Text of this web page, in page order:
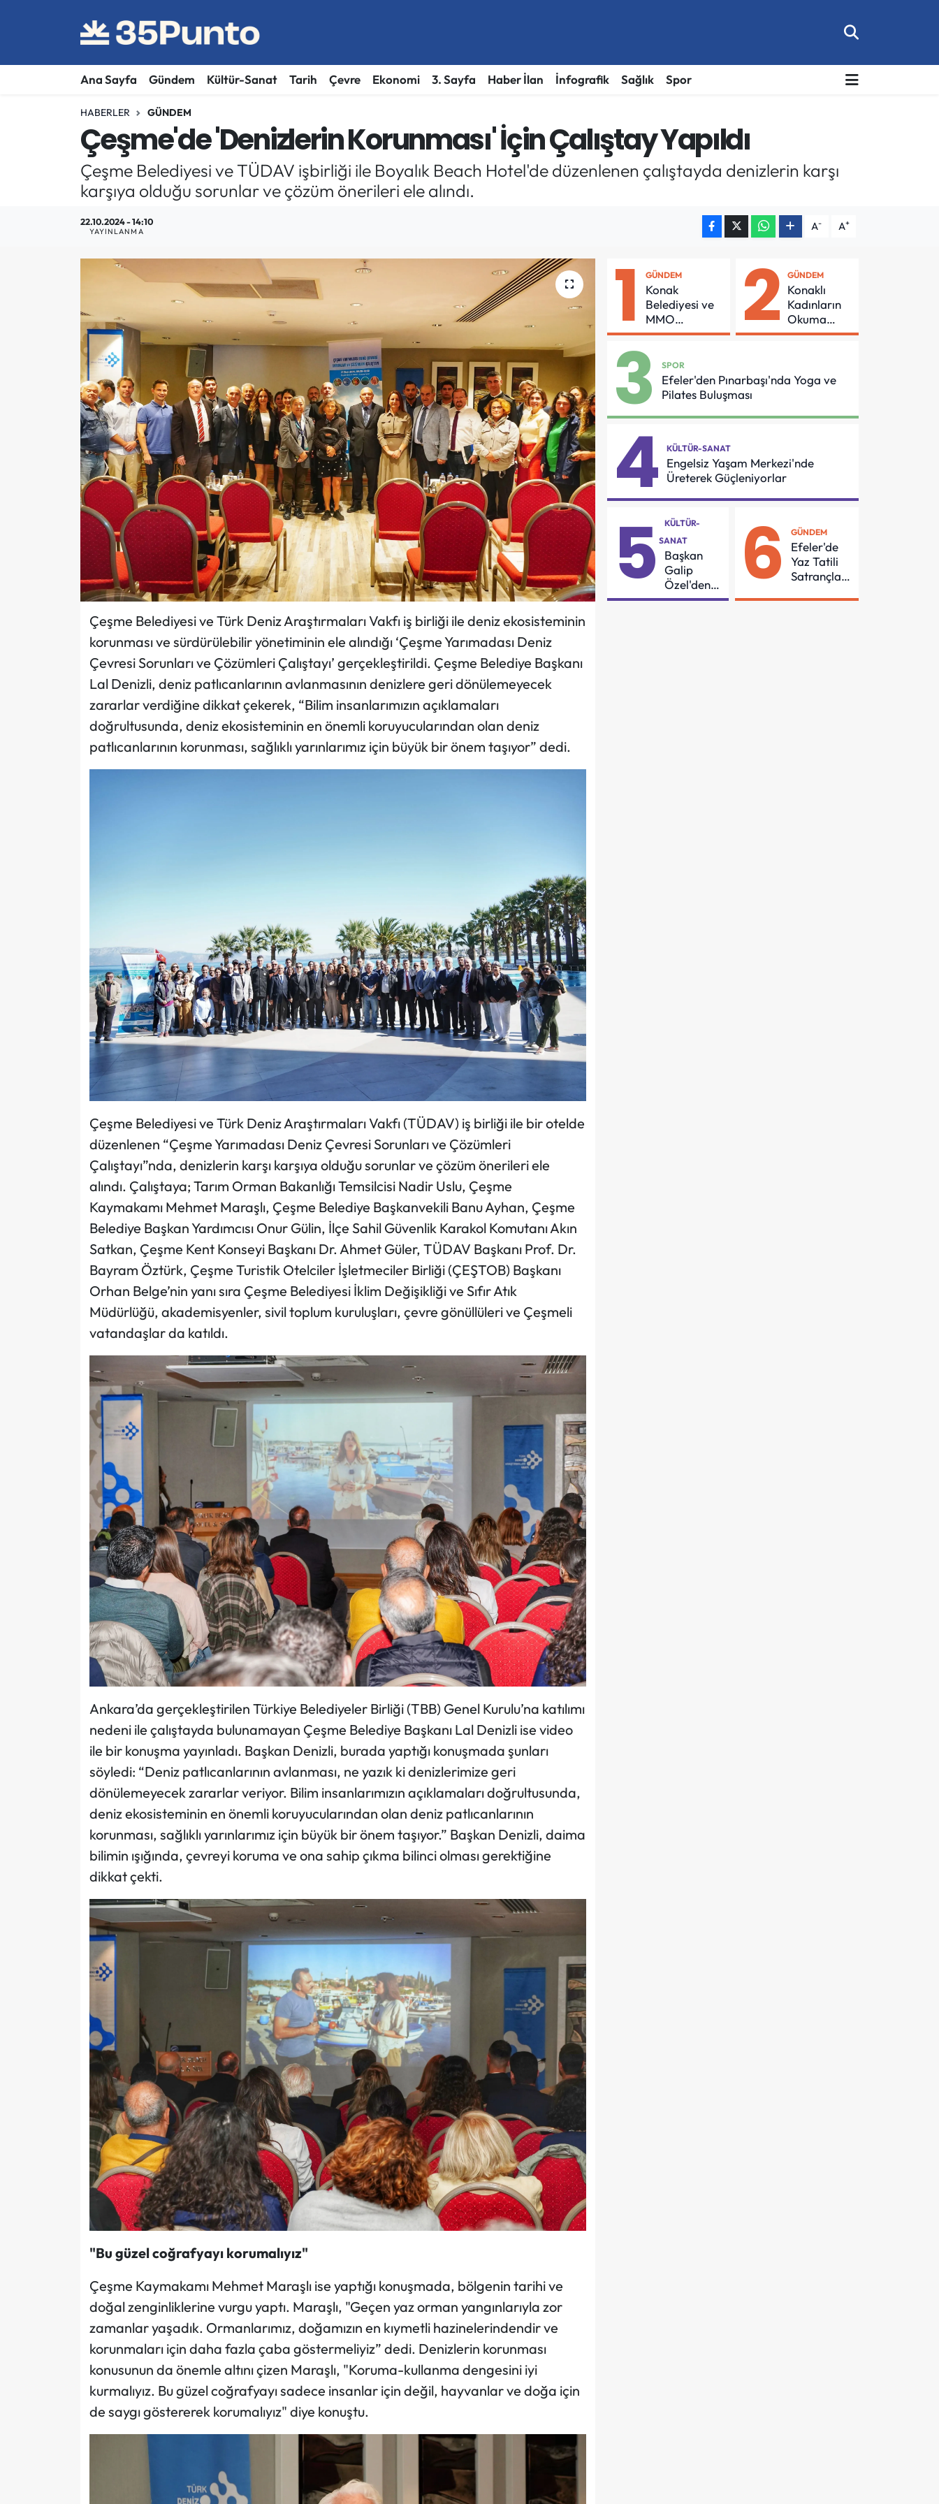
Ana Sayfa Gündem Kültür-Sanat Tarih Çevre Ekonomi 3. Sayfa Haber İlan İnfografik Sağlık Spor
HABERLER GÜNDEM
Çeşme'de 'Denizlerin Korunması' İçin Çalıştay Yapıldı
Çeşme Belediyesi ve TÜDAV işbirliği ile Boyalık Beach Hotel'de düzenlenen çalıştayda denizlerin karşı
karşıya olduğu sorunlar ve çözüm önerileri ele alındı.
22.10.2024 - 14:10
YAYINLANMA A- A+
Çeşme Belediyesi ve Türk Deniz Araştırmaları Vakfı iş birliği ile deniz ekosisteminin
korunması ve sürdürülebilir yönetiminin ele alındığı ‘Çeşme Yarımadası Deniz
Çevresi Sorunları ve Çözümleri Çalıştayı’ gerçekleştirildi. Çeşme Belediye Başkanı
Lal Denizli, deniz patlıcanlarının avlanmasının denizlere geri dönülemeyecek
zararlar verdiğine dikkat çekerek, “Bilim insanlarımızın açıklamaları
doğrultusunda, deniz ekosisteminin en önemli koruyucularından olan deniz
patlıcanlarının korunması, sağlıklı yarınlarımız için büyük bir önem taşıyor” dedi.
Çeşme Belediyesi ve Türk Deniz Araştırmaları Vakfı (TÜDAV) iş birliği ile bir otelde
düzenlenen “Çeşme Yarımadası Deniz Çevresi Sorunları ve Çözümleri
Çalıştayı”nda, denizlerin karşı karşıya olduğu sorunlar ve çözüm önerileri ele
alındı. Çalıştaya; Tarım Orman Bakanlığı Temsilcisi Nadir Uslu, Çeşme
Kaymakamı Mehmet Maraşlı, Çeşme Belediye Başkanvekili Banu Ayhan, Çeşme
Belediye Başkan Yardımcısı Onur Gülin, İlçe Sahil Güvenlik Karakol Komutanı Akın
Satkan, Çeşme Kent Konseyi Başkanı Dr. Ahmet Güler, TÜDAV Başkanı Prof. Dr.
Bayram Öztürk, Çeşme Turistik Otelciler İşletmeciler Birliği (ÇEŞTOB) Başkanı
Orhan Belge’nin yanı sıra Çeşme Belediyesi İklim Değişikliği ve Sıfır Atık
Müdürlüğü, akademisyenler, sivil toplum kuruluşları, çevre gönüllüleri ve Çeşmeli
vatandaşlar da katıldı.
Ankara’da gerçekleştirilen Türkiye Belediyeler Birliği (TBB) Genel Kurulu’na katılımı
nedeni ile çalıştayda bulunamayan Çeşme Belediye Başkanı Lal Denizli ise video
ile bir konuşma yayınladı. Başkan Denizli, burada yaptığı konuşmada şunları
söyledi: “Deniz patlıcanlarının avlanması, ne yazık ki denizlerimize geri
dönülemeyecek zararlar veriyor. Bilim insanlarımızın açıklamaları doğrultusunda,
deniz ekosisteminin en önemli koruyucularından olan deniz patlıcanlarının
korunması, sağlıklı yarınlarımız için büyük bir önem taşıyor.” Başkan Denizli, daima
bilimin ışığında, çevreyi koruma ve ona sahip çıkma bilinci olması gerektiğine
dikkat çekti.
"Bu güzel coğrafyayı korumalıyız"
Çeşme Kaymakamı Mehmet Maraşlı ise yaptığı konuşmada, bölgenin tarihi ve
doğal zenginliklerine vurgu yaptı. Maraşlı, "Geçen yaz orman yangınlarıyla zor
zamanlar yaşadık. Ormanlarımız, doğamızın en kıymetli hazinelerindendir ve
korunmaları için daha fazla çaba göstermeliyiz” dedi. Denizlerin korunması
konusunun da önemle altını çizen Maraşlı, "Koruma-kullanma dengesini iyi
kurmalıyız. Bu güzel coğrafyayı sadece insanlar için değil, hayvanlar ve doğa için
de saygı göstererek korumalıyız" diye konuştu.
1 GÜNDEM
Konak
Belediyesi ve
MMO
Arasında
Güvenliği İçin
Önemli
Protokol
2 GÜNDEM
Konaklı
Kadınların
Okuma
Azmi Örnek
3 SPOR
Efeler'den Pınarbaşı'nda Yoga ve
Pilates Buluşması
4 KÜLTÜR-SANAT
Engelsiz Yaşam Merkezi'nde
Üreterek Güçleniyorlar
5
KÜLTÜR-
SANAT
Başkan
Galip
Özel'den
55
6 GÜNDEM
Efeler'de
Yaz Tatili
Satrançla